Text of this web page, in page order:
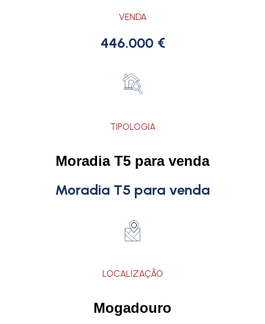
VENDA
446.000 €
TIPOLOGIA
Moradia T5 para venda
Moradia T5 para venda
LOCALIZAÇÃO
Mogadouro